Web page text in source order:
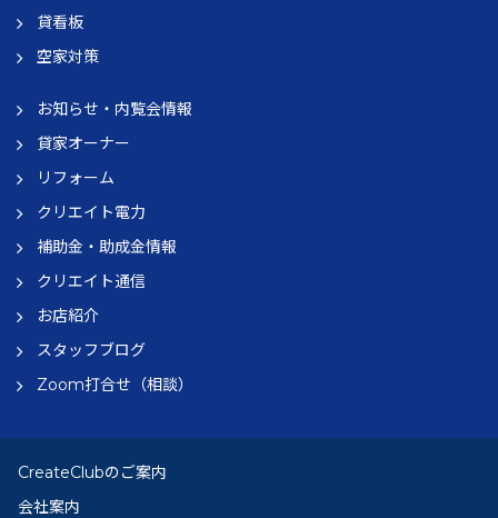
貸看板
空家対策
お知らせ・内覧会情報
貸家オーナー
リフォーム
クリエイト電力
補助金・助成金情報
クリエイト通信
お店紹介
スタッフブログ
Zoom打合せ（相談）
CreateClubのご案内
会社案内